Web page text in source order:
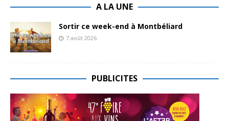
A LA UNE
Sortir ce week-end à Montbéliard
7 août 2026
PUBLICITES